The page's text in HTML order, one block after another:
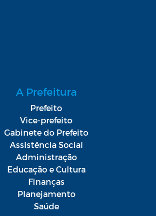
A Prefeitura
Prefeito
Vice-prefeito
Gabinete do Prefeito
Assistência Social
Administração
Educação e Cultura
Finanças
Planejamento
Saúde